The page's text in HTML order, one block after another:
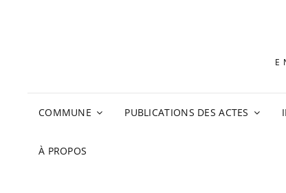
COMMUNE PUBLICATIONS DES ACTES
À PROPOS